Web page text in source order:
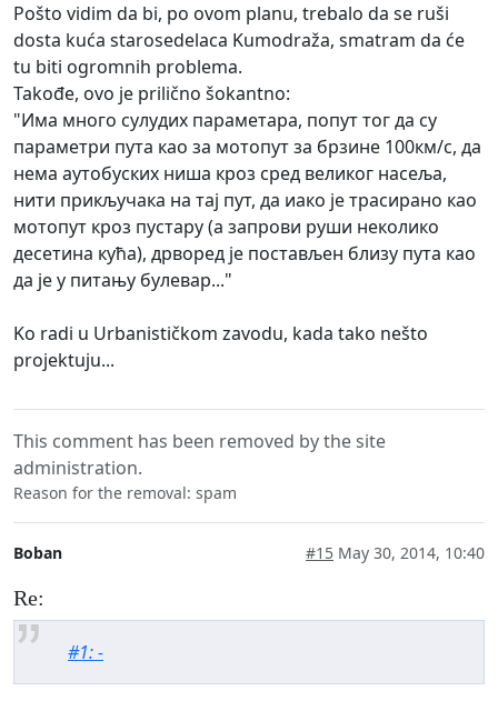
Pošto vidim da bi, po ovom planu, trebalo da se ruši
dosta kuća starosedelaca Kumodraža, smatram da će
tu biti ogromnih problema.
Takođe, ovo je prilično šokantno:
"Има много сулудих параметара, попут тог да су
параметри пута као за мотопут за брзине 100км/с, да
нема аутобуских ниша кроз сред великог насеља,
нити прикључака на тај пут, да иако је трасирано као
мотопут кроз пустару (а запрови руши неколико
десетина кућа), дрворед је постављен близу пута као
да је у питању булевар..."
Ko radi u Urbanističkom zavodu, kada tako nešto
projektuju...
This comment has been removed by the site
administration.
Reason for the removal: spam
Boban #15 May 30, 2014, 10:40
Re:
#1: -